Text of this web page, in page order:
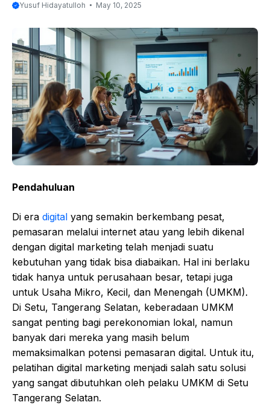
Yusuf Hidayatulloh May 10, 2025
Pendahuluan
Di era digital yang semakin berkembang pesat,
pemasaran melalui internet atau yang lebih dikenal
dengan digital marketing telah menjadi suatu
kebutuhan yang tidak bisa diabaikan. Hal ini berlaku
tidak hanya untuk perusahaan besar, tetapi juga
untuk Usaha Mikro, Kecil, dan Menengah (UMKM).
Di Setu, Tangerang Selatan, keberadaan UMKM
sangat penting bagi perekonomian lokal, namun
banyak dari mereka yang masih belum
memaksimalkan potensi pemasaran digital. Untuk itu,
pelatihan digital marketing menjadi salah satu solusi
yang sangat dibutuhkan oleh pelaku UMKM di Setu
Tangerang Selatan.